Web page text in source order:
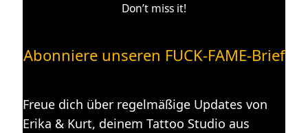
Don’t miss it!
Abonniere unseren FUCK-FAME-Brief
Freue dich über regelmäßige Updates von
Erika & Kurt, deinem Tattoo Studio aus